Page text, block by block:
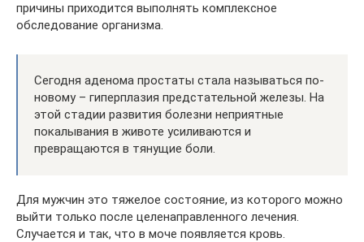
причины приходится выполнять комплексное
обследование организма.
Сегодня аденома простаты стала называться по-
новому – гиперплазия предстательной железы. На
этой стадии развития болезни неприятные
покалывания в животе усиливаются и
превращаются в тянущие боли.
Для мужчин это тяжелое состояние, из которого можно
выйти только после целенаправленного лечения.
Случается и так, что в моче появляется кровь.